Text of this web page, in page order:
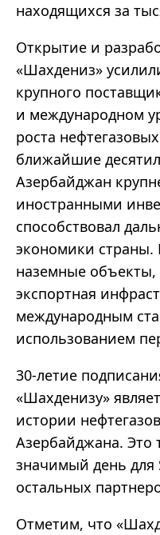
находящихся за
Открытие и
«Шахдениз»
крупного
и международном
роста
ближайшие
Азербайджан
иностранными
способствовал
экономики
наземные
экспортная
международным
использованием
30-летие
«Шахденизу»
истории
Азербайджана. Это
значимый день для
остальных
Отметим, что